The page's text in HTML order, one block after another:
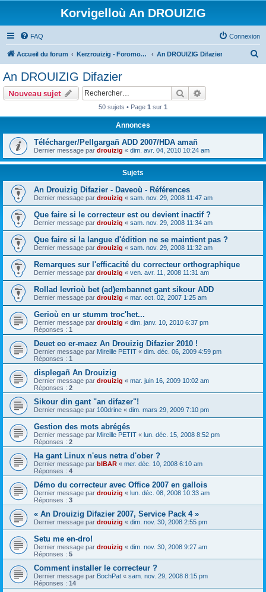
Korvigelloù An DROUIZIG
FAQ Connexion
Accueil du forum Kerzrouizig - Foromoù An Drouizig An DROUIZIG Difazier
e
r
An DROUIZIG Difazier
Nouveau sujet Rechercher
50 sujets • Page 1 sur 1
Annonces
Télécharger/Pellgargañ ADD 2007/HDA amañ
Dernier message par drouizig « dim. avr. 04, 2010 10:24 am
Sujets
An Drouizig Difazier - Daveoù - Références
Dernier message par drouizig « sam. nov. 29, 2008 11:47 am
Que faire si le correcteur est ou devient inactif ?
Dernier message par drouizig « sam. nov. 29, 2008 11:34 am
Que faire si la langue d'édition ne se maintient pas ?
Dernier message par drouizig « sam. nov. 29, 2008 11:32 am
Remarques sur l'efficacité du correcteur orthographique
Dernier message par drouizig « ven. avr. 11, 2008 11:31 am
Rollad levrioù bet (ad)embannet gant sikour ADD
Dernier message par drouizig « mar. oct. 02, 2007 1:25 am
Gerioù en ur stumm troc'het...
Dernier message par drouizig « dim. janv. 10, 2010 6:37 pm
Réponses : 1
Deuet eo er-maez An Drouizig Difazier 2010 !
Dernier message par Mireille PETIT « dim. déc. 06, 2009 4:59 pm
Réponses : 1
displegañ An Drouizig
Dernier message par drouizig « mar. juin 16, 2009 10:02 am
Réponses : 2
Sikour din gant "an difazer"!
Dernier message par 100drine « dim. mars 29, 2009 7:10 pm
Gestion des mots abrégés
Dernier message par Mireille PETIT « lun. déc. 15, 2008 8:52 pm
Réponses : 2
Ha gant Linux n'eus netra d'ober ?
Dernier message par bIBAR « mer. déc. 10, 2008 6:10 am
Réponses : 4
Démo du correcteur avec Office 2007 en gallois
Dernier message par drouizig « lun. déc. 08, 2008 10:33 am
Réponses : 3
« An Drouizig Difazier 2007, Service Pack 4 »
Dernier message par drouizig « dim. nov. 30, 2008 2:55 pm
Setu me en-dro!
Dernier message par drouizig « dim. nov. 30, 2008 9:27 am
Réponses : 5
Comment installer le correcteur ?
Dernier message par BochPat « sam. nov. 29, 2008 8:15 pm
Réponses : 14